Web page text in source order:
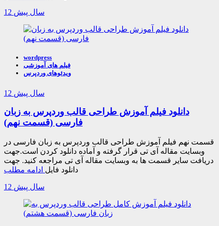
12 سال پیش
wordpress
فیلم های آموزشی
ویدئوهای وردپرس
12 سال پیش
دانلود فیلم آموزش طراحی قالب وردپرس به زبان
فارسی (قسمت نهم)
قسمت نهم فیلم آموزش طراحی قالب وردپرس به زبان فارسی در
وبسایت مقاله آی تی قرار گرفته و آماده دانلود کردن است.جهت
دریافت سایر قسمت ها به وبسایت مقاله آی تی مراجعه کنید. جهت
دانلود فایل ادامه مطلب
12 سال پیش